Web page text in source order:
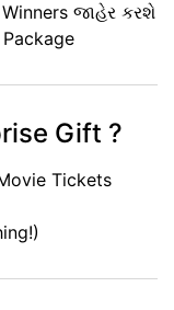
જાહેર કરશે
Gift ?
Tickets